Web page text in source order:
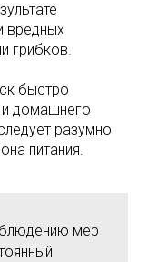
вредных
грибков.
быстро
и домашнего
разумно
питания.
мер